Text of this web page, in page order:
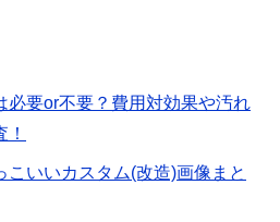
必要or不要？費用対効果や汚れ
こいいカスタム(改造)画像まと